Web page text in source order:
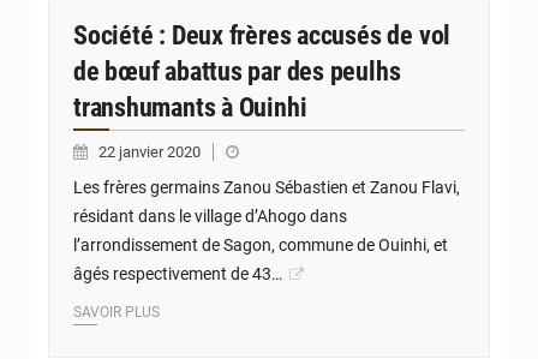
Société : Deux frères accusés de vol
de bœuf abattus par des peulhs
transhumants à Ouinhi
22 janvier 2020
Les frères germains Zanou Sébastien et Zanou Flavi,
résidant dans le village d’Ahogo dans
l’arrondissement de Sagon, commune de Ouinhi, et
âgés respectivement de 43…
SAVOIR PLUS